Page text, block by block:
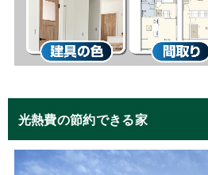
光熱費の節約できる家